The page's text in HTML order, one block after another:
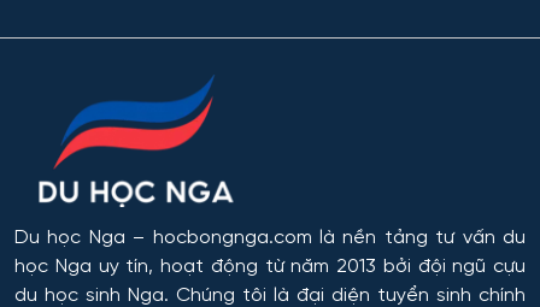
Du học Nga – hocbongnga.com là nền tảng tư vấn du
học Nga uy tín, hoạt động từ năm 2013 bởi đội ngũ cựu
du học sinh Nga. Chúng tôi là đại diện tuyển sinh chính